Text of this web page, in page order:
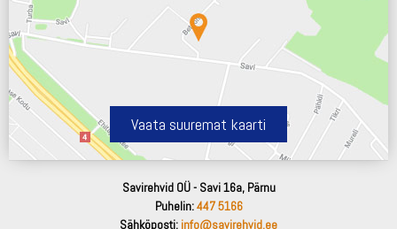
Vaata suuremat kaarti
Savirehvid OÜ - Savi 16a, Pärnu
Puhelin:447 5166
Sähköposti: info@savirehvid.ee